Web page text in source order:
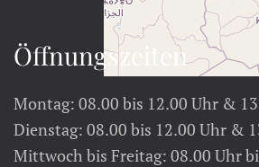
Öffnungszeiten
Montag: 08.00 bis 12.00 Uhr &
Dienstag: 08.00 bis 12.00 Uhr &
Mittwoch bis Freitag: 08.00 Uhr